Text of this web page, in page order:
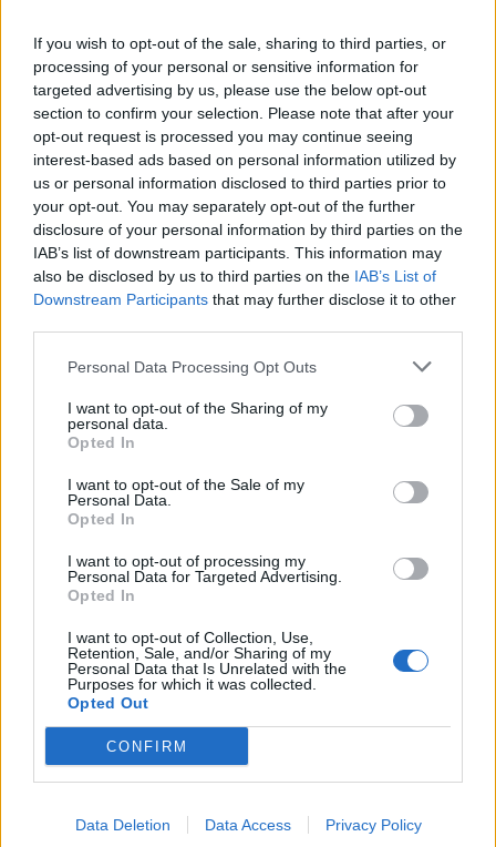
If you wish to opt-out of the sale, sharing to third parties, or
processing of your personal or sensitive information for
targeted advertising by us, please use the below opt-out
section to confirm your selection. Please note that after your
opt-out request is processed you may continue seeing
interest-based ads based on personal information utilized by
us or personal information disclosed to third parties prior to
your opt-out. You may separately opt-out of the further
disclosure of your personal information by third parties on the
IAB’s list of downstream participants. This information may
also be disclosed by us to third parties on the IAB’s List of
Downstream Participants that may further disclose it to other
Personal Data Processing Opt Outs
I want to opt-out of the Sharing of my
personal data.
Opted In
I want to opt-out of the Sale of my
Personal Data.
Opted In
I want to opt-out of processing my
Personal Data for Targeted Advertising.
Opted In
I want to opt-out of Collection, Use,
Retention, Sale, and/or Sharing of my
Personal Data that Is Unrelated with the
Purposes for which it was collected.
Opted Out
CONFIRM
Data Deletion Data Access Privacy Policy
Repères visuels